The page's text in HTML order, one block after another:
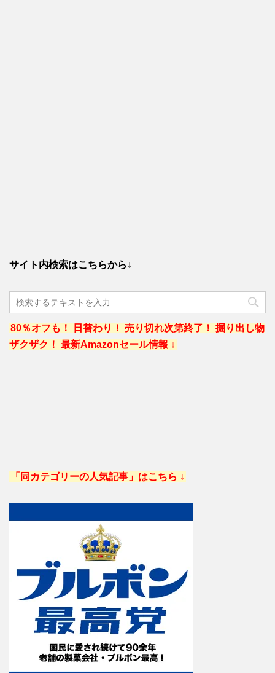
サイト内検索はこちらから↓
80％オフも！ 日替わり！ 売り切れ次第終了！ 掘り出し物
ザクザク！ 最新Amazonセール情報 ↓
「同カテゴリーの人気記事」はこちら ↓